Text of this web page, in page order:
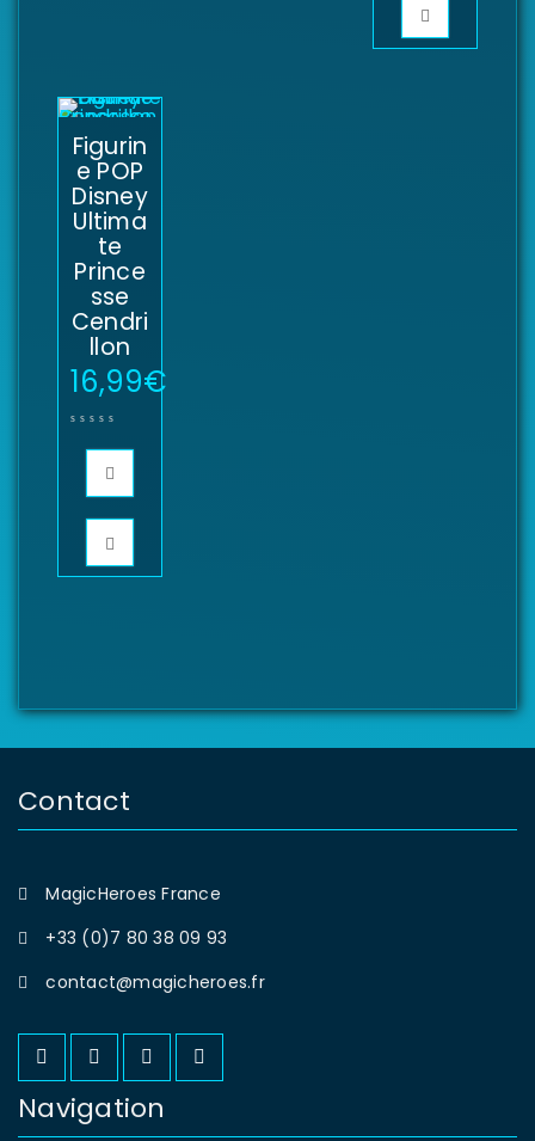
Figurin
e POP
Disney
Ultima
te
Prince
sse
Cendri
llon
16,99€
Contact
MagicHeroes France
+33 (0)7 80 38 09 93
contact@magicheroes.fr
Navigation